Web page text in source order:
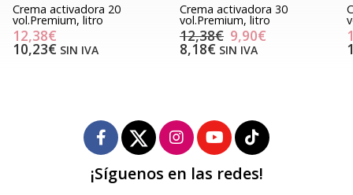
Crema activadora 30
vol.Premium, litro
12,38€
8,18€SIN IVA
Crema activadora 6
vol.Premium, litro
12,38€
10,23€SIN IVA
¡Síguenos en las redes!